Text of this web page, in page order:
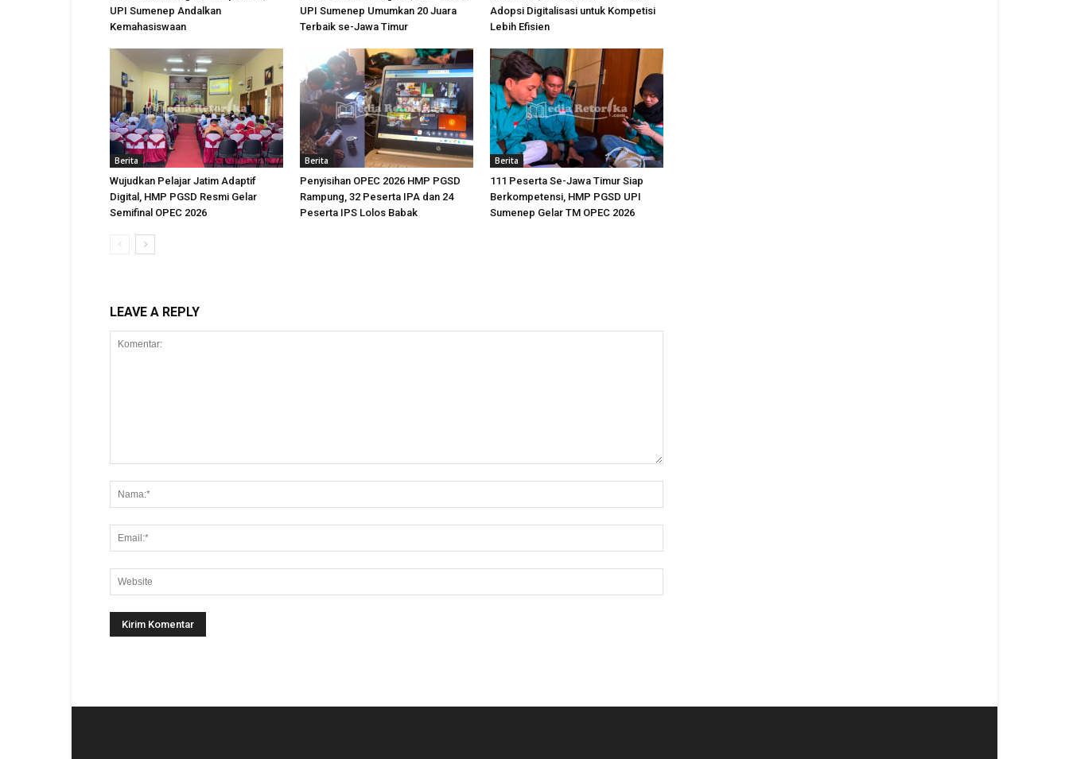
UPI Sumenep Andalkan
Kemahasiswaan
UPI Sumenep Umumkan 20 Juara
Terbaik se-Jawa Timur
Adopsi Digitalisasi untuk Kompetisi
Lebih Efisien
Berita
Wujudkan Pelajar Jatim Adaptif
Digital, HMP PGSD Resmi Gelar
Semifinal OPEC 2026
Berita
Penyisihan OPEC 2026 HMP PGSD
Rampung, 32 Peserta IPA dan 24
Peserta IPS Lolos Babak
Berita
111 Peserta Se-Jawa Timur Siap
Berkompetensi, HMP PGSD UPI
Sumenep Gelar TM OPEC 2026
LEAVE A REPLY